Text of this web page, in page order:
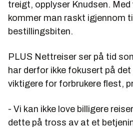
treigt, opplyser Knudsen.
kommer man raskt igjennom
bestillingsbiten.
PLUS Nettreiser ser på tid
har derfor ikke fokusert på
viktigere for forbrukere flest,
- Vi kan ikke love billigere
dette på tross av at et